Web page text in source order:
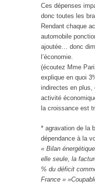
Ces dépenses
donc toutes les
Rendant chaque
automobile
ajoutée… donc
l’économie.
(écoutez Mme
explique en quoi
indirectes en plus,
activité
la croissance est
* agravation de la
dépendance à la
« Bilan
elle seule, la
% du déficit
France »